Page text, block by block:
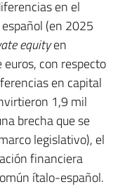
en el
(en 2025
equityen
con respecto
en capital
1,9 mil
brecha que se
legislativo), el
financiera
ítalo-español.